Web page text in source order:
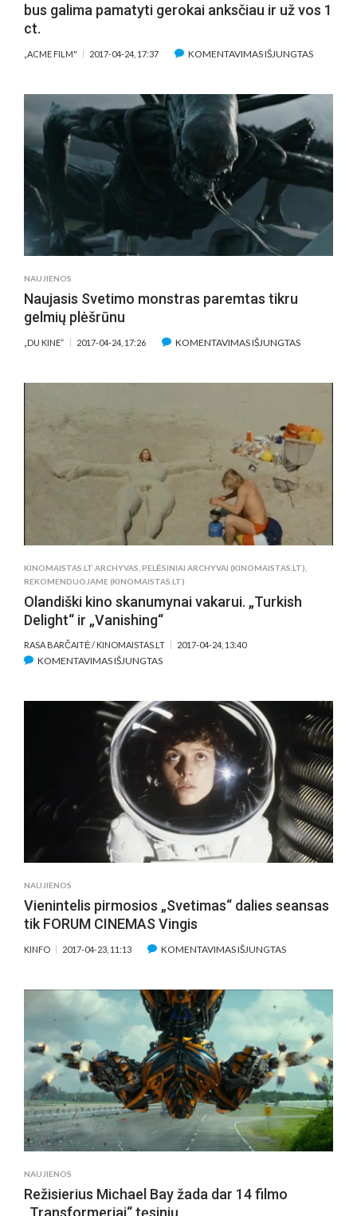
bus galima pamatyti gerokai anksčiau ir už vos 1
ct.
„ACME FILM" 2017-04-24, 17:37 KOMENTAVIMAS IŠJUNGTASĮRAŠE
VILNIUJE
IR
KAUNE
BUS
PAMATYTI
GEROKAI
NAUJIENOS
Naujasis Svetimo monstras paremtas tikru
gelmių plėšrūnu
„DU KINE“ 2017-04-24, 17:26 KOMENTAVIMAS IŠJUNGTASĮRAŠE
TIKRU
GELMIŲ
KINOMAISTAS.LT ARCHYVAS PELĖSINIAI ARCHYVAI (KINOMAISTAS.LT)
REKOMENDUOJAME (KINOMAISTAS.LT)
Olandiški kino skanumynai vakarui. „Turkish
Delight“ ir „Vanishing“
RASA BARČAITĖ / KINOMAISTAS.LT 2017-04-24, 13:40
KOMENTAVIMAS IŠJUNGTASĮRAŠE
SKANUMYNAI
VAKARUI.
„TURKISH
DELIGHT“
IR
„VANISHING“
NAUJIENOS
Vienintelis pirmosios „Svetimas“ dalies seansas
tik FORUM CINEMAS Vingis
KINFO 2017-04-23, 11:13 KOMENTAVIMAS IŠJUNGTASĮRAŠE
„SVETIMAS“
DALIES
SEANSAS
TIK
FORUM
CINEMAS
VINGIS
NAUJIENOS
Režisierius Michael Bay žada dar 14 filmo
„Transformeriai“ tęsinių